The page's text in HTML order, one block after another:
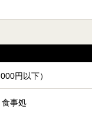
円以下）
食事処